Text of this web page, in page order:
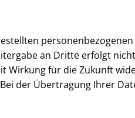
an Dritte erfolgt
für die Zukunft
der Übertragung Ihrer